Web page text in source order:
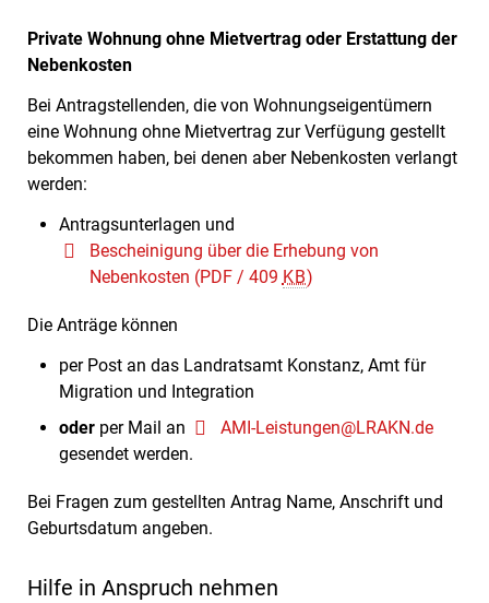
Private Wohnung ohne Mietvertrag oder Erstattung der
Nebenkosten
Bei Antragstellenden, die von Wohnungseigentümern
eine Wohnung ohne Mietvertrag zur Verfügung gestellt
bekommen haben, bei denen aber Nebenkosten verlangt
werden:
Antragsunterlagen und
Bescheinigung über die Erhebung von
Nebenkosten (PDF / 409 KB)
Die Anträge können
per Post an das Landratsamt Konstanz, Amt für
Migration und Integration
oderper Mail an
AMI-Leistungen@LRAKN.de
gesendet werden.
Bei Fragen zum gestellten Antrag Name, Anschrift und
Geburtsdatum angeben.
Hilfe in Anspruch nehmen